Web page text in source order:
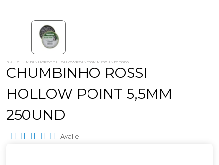
SKU CHUMBINHOROSSIHOLLOWPOINT55MM250UND18860
CHUMBINHO ROSSI
HOLLOW POINT 5,5MM
250UND
Avalie